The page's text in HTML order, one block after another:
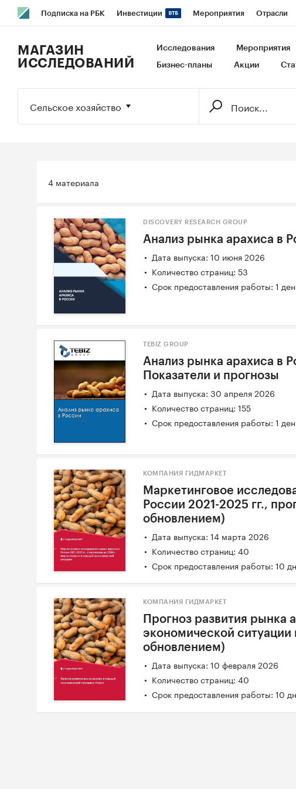
Подписка на РБК Инвестиции Мероприятия Отрасли
Исследования Кредитные рейтинги Франшизы Газета
МАГАЗИН
ИССЛЕДОВАНИЙ
Исследования Мероприятия
Бизнес-планы Акции
Сельское хозяйство
4 материала
DISCOVERY RESEARCH GROUP
Анализ рынка арахиса в
Дата выпуска: 10 июня 2026
Количество страниц: 53
Срок предоставления работы: 1
TEBIZ GROUP
Анализ рынка арахиса в
Показатели и прогнозы
Дата выпуска: 30 апреля 2026
Количество страниц: 155
Срок предоставления работы: 1
КОМПАНИЯ ГИДМАРКЕТ
Маркетинговое
России 2021-2025 гг.,
обновлением)
Дата выпуска: 14 марта 2026
Количество страниц: 40
Срок предоставления работы: 10
КОМПАНИЯ ГИДМАРКЕТ
Прогноз развития рынка
экономической ситуации
обновлением)
Дата выпуска: 10 февраля 2026
Количество страниц: 40
Срок предоставления работы: 10